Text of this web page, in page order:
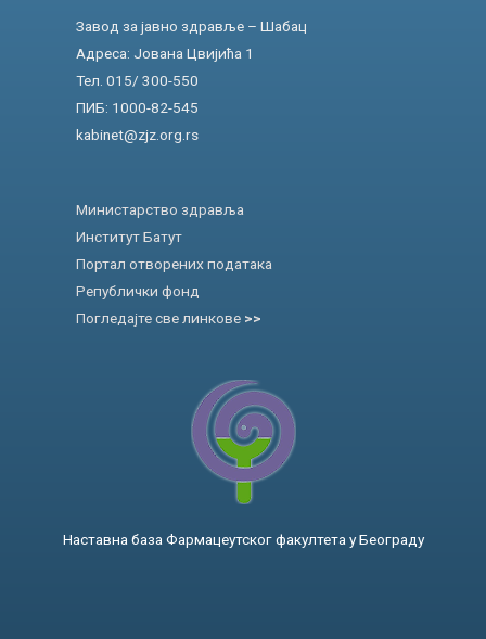
Завод за јавно здравље – Шабац
Адреса: Јована Цвијића 1
Тел. 015/ 300-550
ПИБ: 1000-82-545
kabinet@zjz.org.rs
Министарство здравља
Институт Батут
Портал отворених података
Републички фонд
Погледајте све линкове >>
Наставна база Фармацеутског факултета у Београду